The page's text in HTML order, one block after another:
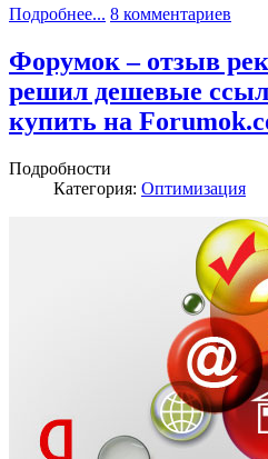
Подробнее... 8 комментариев
Форумок – отзыв
решил дешевые
купить на
Подробности
Категория: Оптимизация